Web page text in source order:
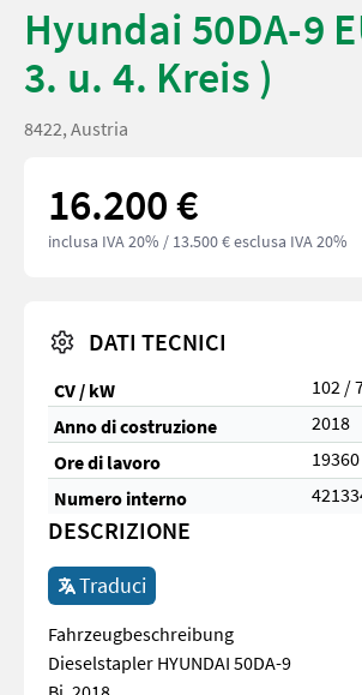
Hyundai 50DA-9
3. u. 4. Kreis )
8422, Austria
16.200 €
inclusa IVA 20% / 13.500 € esclusa IVA 20%
DATI TECNICI
CV / kW
102 /
Anno di costruzione
2018
Ore di lavoro
19360
Numero interno
DESCRIZIONE
Traduci
Fahrzeugbeschreibung
Dieselstapler HYUNDAI 50DA-9